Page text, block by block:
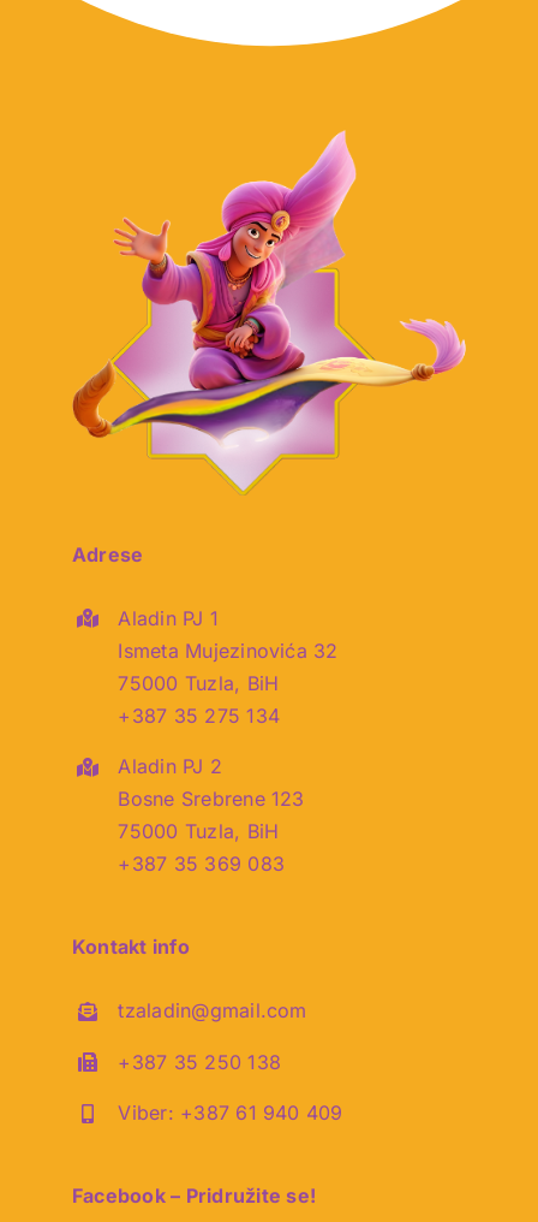
Adrese
Aladin PJ 1
Ismeta Mujezinovića 32
75000 Tuzla, BiH
+387 35 275 134
Aladin PJ 2
Bosne Srebrene 123
75000 Tuzla, BiH
+387 35 369 083
Kontakt info
tzaladin@gmail.com
+387 35 250 138
Viber: +387 61 940 409
Facebook – Pridružite se!